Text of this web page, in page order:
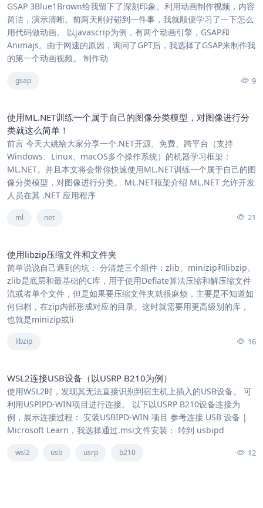
GSAP 3Blue1Brown给我留下了深刻印象。利用动画制作视频，内容
简洁，演示清晰。前两天刚好碰到一件事，我就顺便学习了一下怎么
用代码做动画。 以javascrip为例，有两个动画引擎，GSAP和
Animajs。由于网速的原因，询问了GPT后，我选择了GSAP来制作我
的第一个动画视频。 制作动
gsap 9
使用ML.NET训练一个属于自己的图像分类模型，对图像进行分
类就这么简单！
前言 今天大姚给大家分享一个.NET开源、免费、跨平台（支持
Windows、Linux、macOS多个操作系统）的机器学习框架：
ML.NET。并且本文将会带你快速使用ML.NET训练一个属于自己的图
像分类模型，对图像进行分类。 ML.NET框架介绍 ML.NET 允许开发
人员在其 .NET 应用程序
ml net 21
使用libzip压缩文件和文件夹
简单说说自己遇到的坑： 分清楚三个组件：zlib、minizip和libzip。
zlib是底层和最基础的C库，用于使用Deflate算法压缩和解压缩文件
流或者单个文件，但是如果要压缩文件夹就很麻烦，主要是不知道如
何归档，在zip内部形成对应的目录。这时就需要用更高级别的库，
也就是minizip或li
libzip 16
WSL2连接USB设备（以USRP B210为例）
使用WSL2时，发现其无法直接识别到宿主机上插入的USB设备。 可
利用USPIPD-WIN项目进行连接。 以下以USRP B210设备连接为
例，展示连接过程： 安装USBIPD-WIN 项目 参考连接 USB 设备 |
Microsoft Learn，我选择通过.msi文件安装： 转到 usbipd
wsl2 usb usrp b210 12